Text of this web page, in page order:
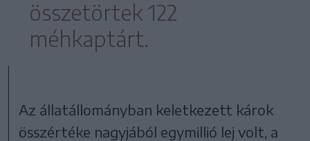
összetörtek 122
méhkaptárt.
Az állatállományban keletkezett károk
összértéke nagyjából egymillió lej volt, a